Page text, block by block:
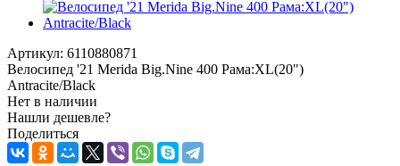
Артикул: 6110880871
Велосипед '21 Merida Big.Nine 400 Рама:XL(20")
Antracite/Black
Нет в наличии
Нашли дешевле?
Поделиться